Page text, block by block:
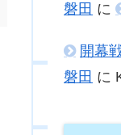
磐田 に
開幕
磐田 に